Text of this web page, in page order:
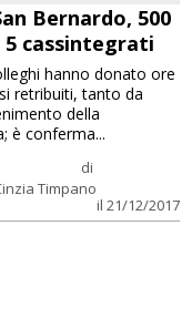
Bernardo, 500
cassintegrati
di
Timpano
il 21/12/2017
hanno donato ore
retribuiti, tanto da
della
è conferma...